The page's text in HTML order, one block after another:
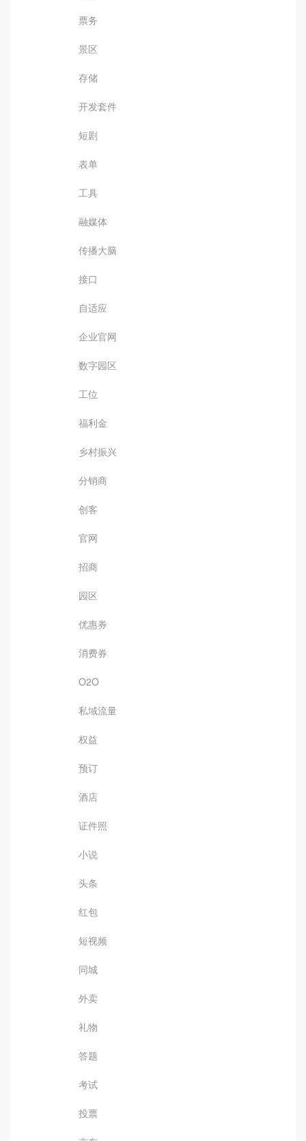
票务
景区
存储
开发套件
短剧
表单
工具
融媒体
传播大脑
接口
自适应
企业官网
数字园区
工位
福利金
乡村振兴
分销商
创客
官网
招商
园区
优惠券
消费券
O2O
私域流量
权益
预订
酒店
证件照
小说
头条
红包
短视频
同城
外卖
礼物
答题
考试
投票